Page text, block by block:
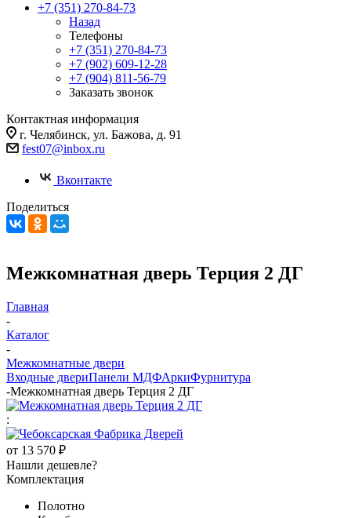
+7 (351) 270-84-73
Назад
Телефоны
+7 (351) 270-84-73
+7 (902) 609-12-28
+7 (904) 811-56-79
Заказать звонок
Контактная информация
г. Челябинск, ул. Бажова, д. 91
fest07@inbox.ru
Вконтакте
Поделиться
Межкомнатная дверь Терция 2 ДГ
Главная
-
Каталог
-
Межкомнатные двери
Входные двериПанели МДФАркиФурнитура
-Межкомнатная дверь Терция 2 ДГ
:
от 13 570 ₽
Нашли дешевле?
Комплектация
Полотно